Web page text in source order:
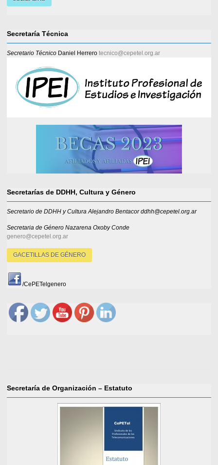
Secretaría Técnica
Secretario Técnico Daniel Herrero tecnico@cepetel.org.ar
Secretarías de DDHH, Cultura y Género
Secretario de DDHH y Cultura Alejandro Bentacor ddhh@cepetel.org.ar
Secretaria de Género Nazarena Oxoby Conde
genero@cepetel.org.ar
GACETILLAS DE GÉNERO
/CePETelgenero
Secretaría de Organización – Estatuto